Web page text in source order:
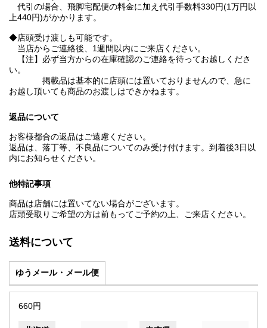
代引の場合、飛脚宅配便の料金に加え代引手数料330円(1万円以
上440円)がかかります。
◆店頭受け渡しも可能です。
当店からご連絡後、1週間以内にご来店ください。
【注】必ず当方からの在庫確認のご連絡を待ってお越しくださ
い。
掲載品は基本的に店頭には置いておりませんので、急に
お越し頂いても商品のお渡しはできかねます。
返品について
お客様都合の返品はご遠慮ください。
返品は、落丁等、不良品についてのみ受け付けます。到着後3日以
内にお知らせください。
他特記事項
商品は店舗には置いてない場合がございます。
店頭受取りご希望の方は前もってご予約の上、ご来店ください。
送料について
ゆうメール・メール便
660円